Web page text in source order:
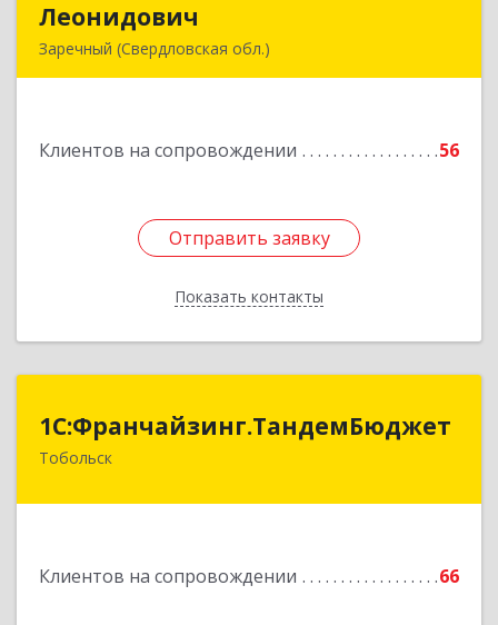
Леонидович
Заречный (Свердловская обл.)
Клиентов на сопровождении 56
Отправить заявку
Показать контакты
Подробнее
Отправить заявку
Назад
1С:Франчайзинг.ТандемБюджет
Тобольск
Клиентов на сопровождении 66
1С:Франчайзинг.ТандемБюджет